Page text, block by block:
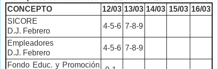
CONCEPTO
12/03 13/03 14/03 15/03 16/03
SICORE
D.J. Febrero
4-5-6 7-8-9
Empleadores
D.J. Febrero
4-5-6 7-8-9
Fondo Educ. y Promoción